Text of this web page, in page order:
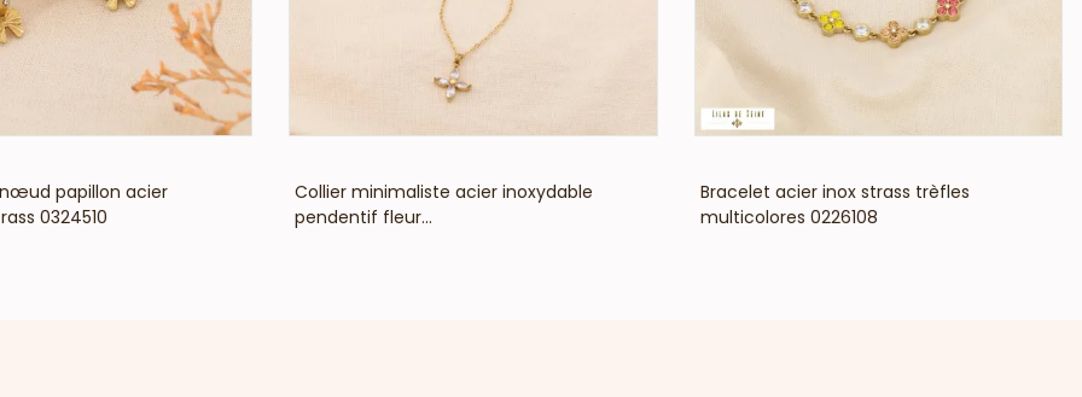
papillon acier
0324510
Collier minimaliste acier inoxydable
pendentif fleur...
Bracelet acier inox strass trèfles
multicolores 0226108